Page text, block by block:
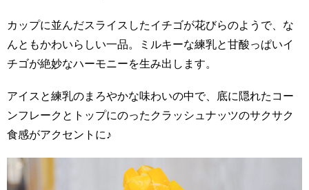
カップに並んだスライスしたイチゴが花びらのようで、な
んともかわいらしい一品。ミルキーな練乳と甘酸っぱいイ
チゴが絶妙なハーモニーを生み出します。
アイスと練乳のまろやかな味わいの中で、底に隠れたコー
ンフレークとトップにのったクラッシュナッツのサクサク
食感がアクセントに♪